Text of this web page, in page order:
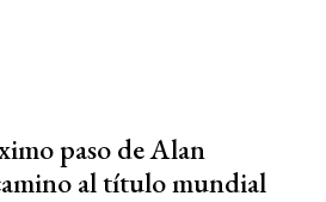
paso de Alan
al título mundial